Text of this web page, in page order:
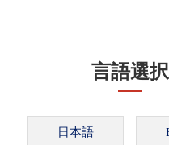
言語選択